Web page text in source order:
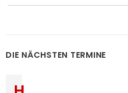
DIE NÄCHSTEN TERMINE